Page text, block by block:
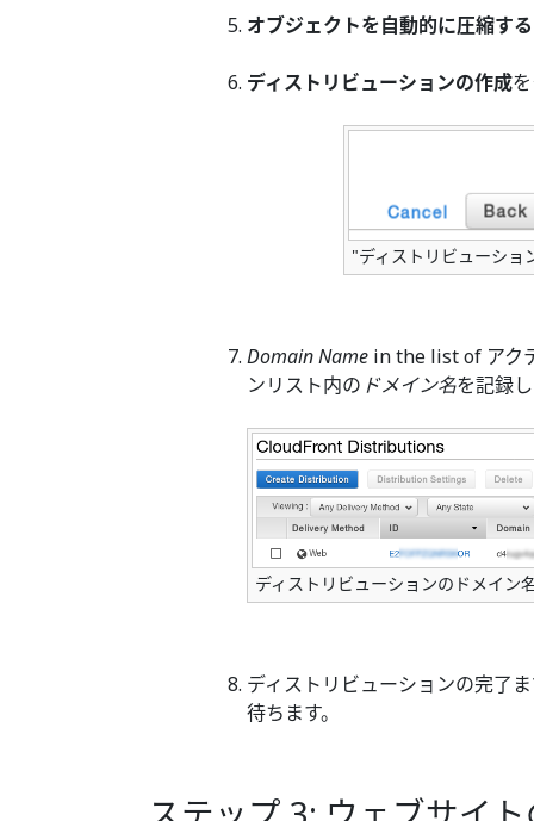
オブジェクトを自動的に圧縮する
ディストリビューションの作成
"ディストリビューショ
Domain Name in the list of アク
ンリスト内の ドメイン名を記録
ディストリビューションのドメイン
ディストリビューションの完了
待ちます。